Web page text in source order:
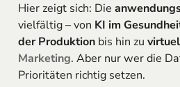
Hier zeigt sich: Die
vielfältig – von KI im
der Produktionbis hin zu
Marketing. Aber nur wer die
Prioritäten richtig setzen.